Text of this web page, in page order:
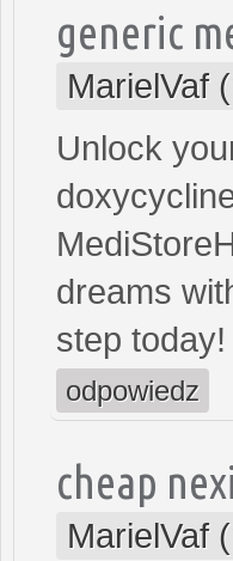
generic
MarielVaf
Unlock
dreams
step today!
odpowiedz
cheap
MarielVaf